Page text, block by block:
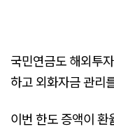
국민연금도 해외투
하고 외화자금 관리
이번 한도 증액이